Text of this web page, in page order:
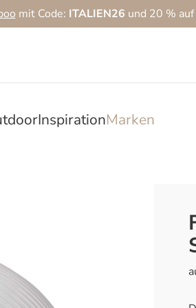
mit Code: ITALIEN26 und 20 %
InspirationMarken